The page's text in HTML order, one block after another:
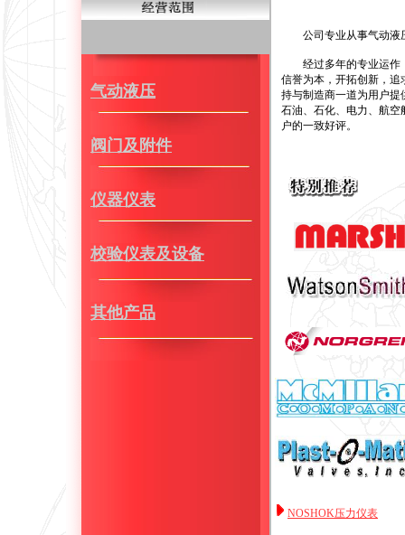
公司专业从事气动液压
经过多年的专业运作，
信誉为本，开拓创新，追
持与制造商一道为用户
石油、石化、电力、航
户的一致好评。
NOSHOK压力仪表
气动液压
阀门及附件
仪器仪表
校验仪表及设备
其他产品